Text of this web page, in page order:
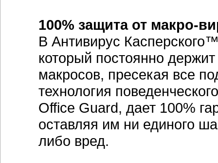
100% защита от макро-
В Антивирус
который постоянно
макросов, пресекая все
технология
Office Guard, дает 100%
оставляя им ни единого
либо вред.